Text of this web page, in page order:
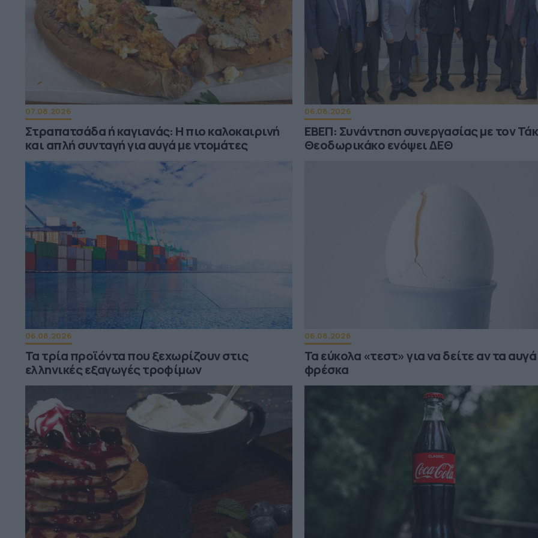
07.08.2026
Στραπατσάδα ή καγιανάς: Η πιο καλοκαιρινή
και απλή συνταγή για αυγά με ντομάτες
06.08.2026
ΕΒΕΠ: Συνάντηση συνεργασίας με τον
Θεοδωρικάκο ενόψει ΔΕΘ
06.08.2026
Τα τρία προϊόντα που ξεχωρίζουν στις
ελληνικές εξαγωγές τροφίμων
06.08.2026
Τα εύκολα «τεστ» για να δείτε αν τα αυγά
φρέσκα